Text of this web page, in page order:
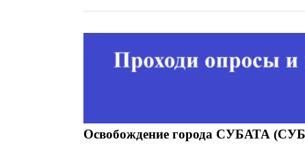
Освобождение города СУБАТА